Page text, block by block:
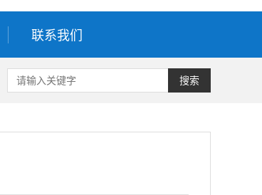
联系我们
搜索